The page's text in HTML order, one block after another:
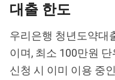
대출 한도
우리은행 청년도약대
이며, 최소 100만원
신청 시 이미 이용 중